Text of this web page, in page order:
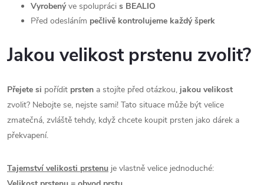
Vyrobenýve spolupráci s BEALIO
Před odesláním pečlivě kontrolujeme každý šperk
Jakou velikost prstenu zvolit?
Přejete si pořídit prsten a stojíte před otázkou, jakou velikost
zvolit? Nebojte se, nejste sami! Tato situace může být velice
zmatečná, zvláště tehdy, když chcete koupit prsten jako dárek a
překvapení.
Tajemství velikosti prstenu je vlastně velice jednoduché: